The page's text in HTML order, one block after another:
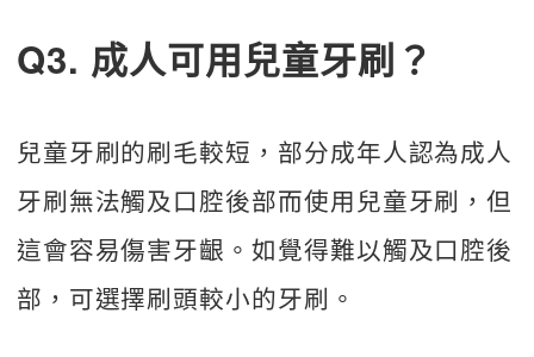
Q3. 成人可用兒童牙刷？
兒童牙刷的刷毛較短，部分成年人認為成人
牙刷無法觸及口腔後部而使用兒童牙刷，但
這會容易傷害牙齦。如覺得難以觸及口腔後
部，可選擇刷頭較小的牙刷。